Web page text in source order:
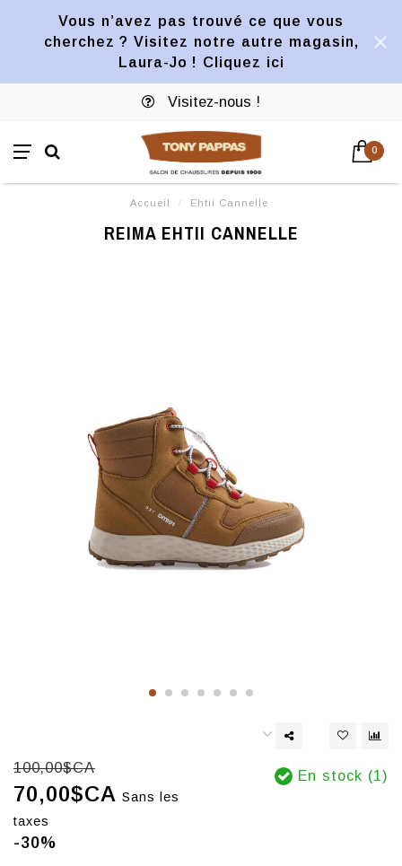
Vous n’avez pas trouvé ce que vous
cherchez ? Visitez notre autre magasin,
Laura-Jo ! Cliquez ici
Visitez-nous !
0
Accueil / Ehtii Cannelle
REIMA EHTII CANNELLE
100,00$CA
70,00$CA Sans les
taxes
-30%
En stock (1)